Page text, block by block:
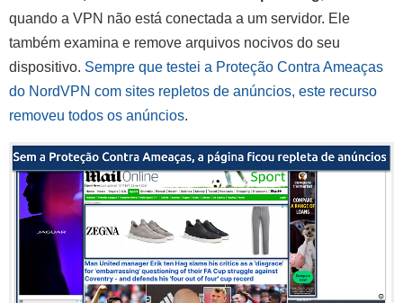
quando a VPN não está conectada a um servidor. Ele
também examina e remove arquivos nocivos do seu
dispositivo. Sempre que testei a Proteção Contra Ameaças
do NordVPN com sites repletos de anúncios, este recurso
removeu todos os anúncios.